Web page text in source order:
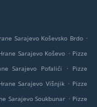
Sarajevo Koševsko Brdo .
Sarajevo Koševo . Pizze
Sarajevo Pofalići . Pizze
Sarajevo Višnjik . Pizze
Sarajevo Soukbunar . Pizze